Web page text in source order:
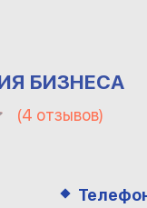
БИЗНЕСА
(4 отзывов)